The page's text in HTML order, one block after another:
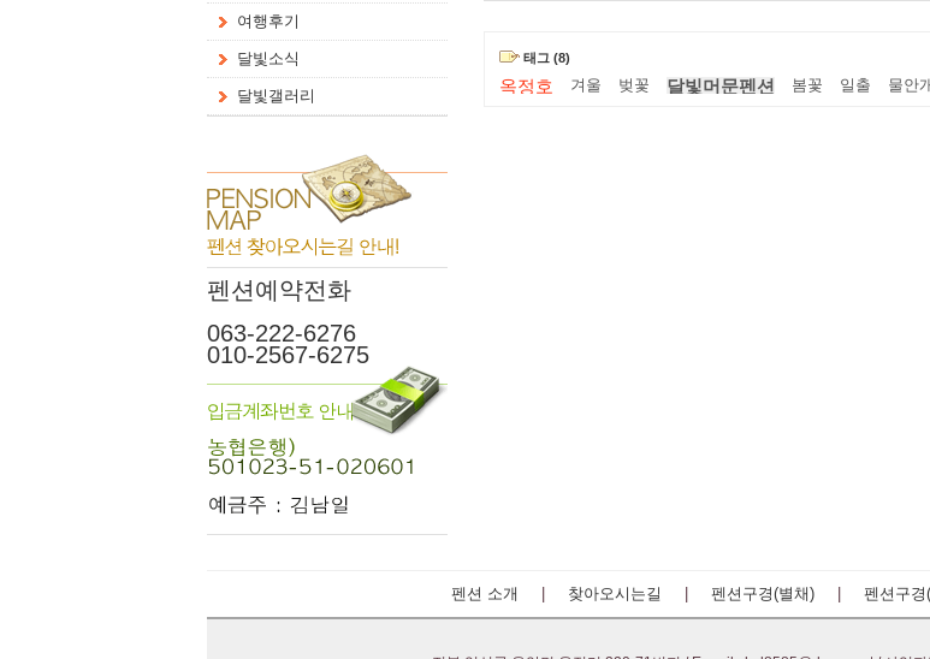
여행후기
달빛소식
달빛갤러리
펜션예약전화
063-222-6276
010-2567-6275
태그 (8)
옥정호 겨울 벚꽃 달빛머문펜션 봄꽃 일출 물안
펜션 소개 찾아오시는길 펜션구경(별채) 펜션구경